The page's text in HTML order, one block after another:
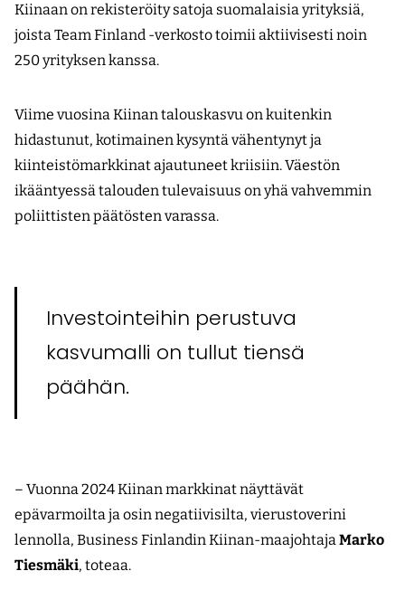
Kiinaan on rekisteröity satoja suomalaisia yrityksiä,
joista Team Finland -verkosto toimii aktiivisesti noin
250 yrityksen kanssa.
Viime vuosina Kiinan talouskasvu on kuitenkin
hidastunut, kotimainen kysyntä vähentynyt ja
kiinteistömarkkinat ajautuneet kriisiin. Väestön
ikääntyessä talouden tulevaisuus on yhä vahvemmin
poliittisten päätösten varassa.
Investointeihin perustuva
kasvumalli on tullut tiensä
päähän.
– Vuonna 2024 Kiinan markkinat näyttävät
epävarmoilta ja osin negatiivisilta, vierustoverini
lennolla, Business Finlandin Kiinan-maajohtajaMarko
Tiesmäki, toteaa.